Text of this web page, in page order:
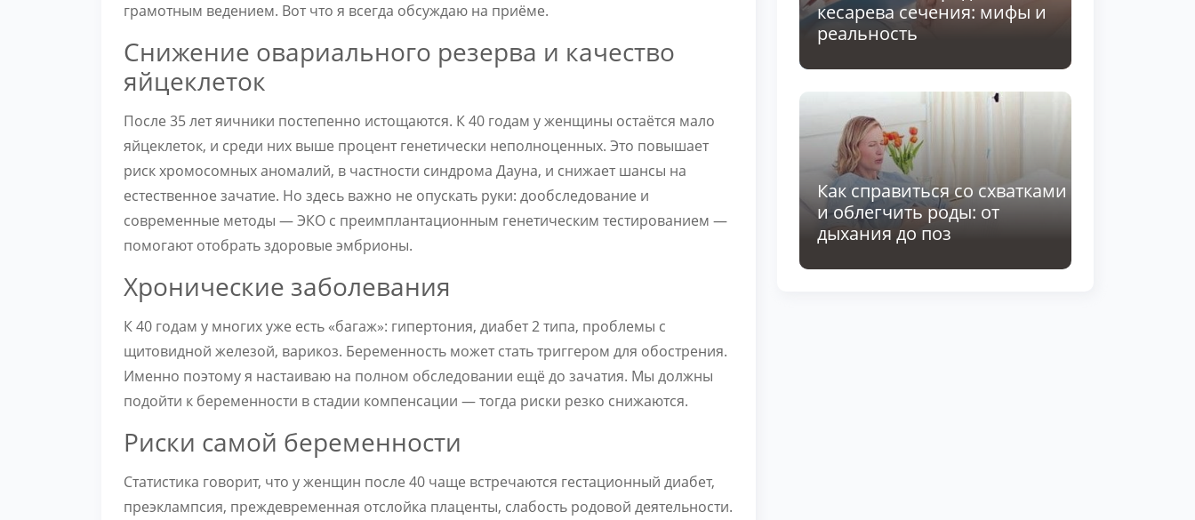
грамотным ведением. Вот что я всегда обсуждаю на приёме.
Снижение овариального резерва и качество
яйцеклеток
После 35 лет яичники постепенно истощаются. К 40 годам у женщины остаётся мало
яйцеклеток, и среди них выше процент генетически неполноценных. Это повышает
риск хромосомных аномалий, в частности синдрома Дауна, и снижает шансы на
естественное зачатие. Но здесь важно не опускать руки: дообследование и
современные методы — ЭКО с преимплантационным генетическим тестированием —
помогают отобрать здоровые эмбрионы.
Хронические заболевания
К 40 годам у многих уже есть «багаж»: гипертония, диабет 2 типа, проблемы с
щитовидной железой, варикоз. Беременность может стать триггером для обострения.
Именно поэтому я настаиваю на полном обследовании ещё до зачатия. Мы должны
подойти к беременности в стадии компенсации — тогда риски резко снижаются.
Риски самой беременности
Статистика говорит, что у женщин после 40 чаще встречаются гестационный диабет,
преэклампсия, преждевременная отслойка плаценты, слабость родовой деятельности.
кесарева сечения: мифы и
реальность
Как справиться со схватками
и облегчить роды: от
дыхания до поз